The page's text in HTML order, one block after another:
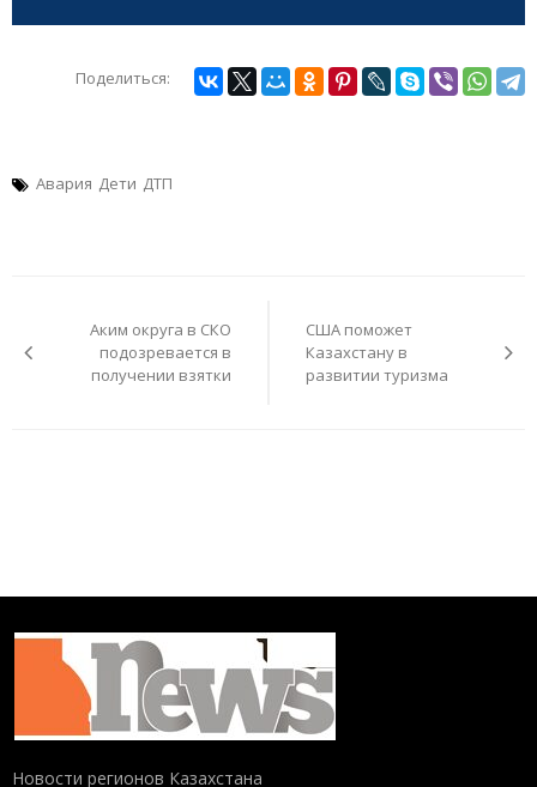
Поделиться:
Авария Дети ДТП
записямАким округа в СКО
подозревается в
получении взятки
США поможет
Казахстану в
развитии туризма
Новости регионов Казахстана